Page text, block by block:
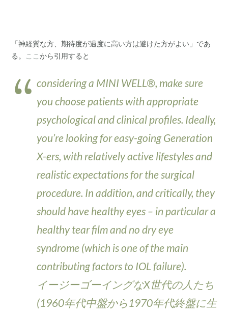
「神経質な方、期待度が過度に高い方は避けた方がよい」であ
る。
ここ から引用すると
considering a MINI WELL®, make sure
you choose patients with appropriate
psychological and clinical profiles. Ideally,
you’re looking for easy-going Generation
X-ers, with relatively active lifestyles and
realistic expectations for the surgical
procedure. In addition, and critically, they
should have healthy eyes – in particular a
healthy tear film and no dry eye
syndrome (which is one of the main
contributing factors to IOL failure).
イージーゴーイングなX世代の人たち
(1960年代中盤から1970年代終盤に生